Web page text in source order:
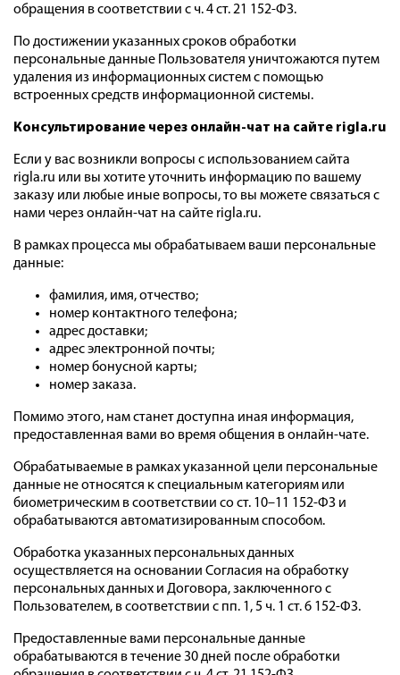
обращения в соответствии с ч. 4 ст. 21 152-ФЗ.
По достижении указанных сроков обработки
персональные данные Пользователя уничтожаются путем
удаления из информационных систем с помощью
встроенных средств информационной системы.
Консультирование через онлайн-чат на сайте rigla.ru
Если у вас возникли вопросы с использованием сайта
rigla.ru или вы хотите уточнить информацию по вашему
заказу или любые иные вопросы, то вы можете связаться с
нами через онлайн-чат на сайте rigla.ru.
В рамках процесса мы обрабатываем ваши персональные
данные:
фамилия, имя, отчество;
номер контактного телефона;
адрес доставки;
адрес электронной почты;
номер бонусной карты;
номер заказа.
Помимо этого, нам станет доступна иная информация,
предоставленная вами во время общения в онлайн-чате.
Обрабатываемые в рамках указанной цели персональные
данные не относятся к специальным категориям или
биометрическим в соответствии со ст. 10–11 152-ФЗ и
обрабатываются автоматизированным способом.
Обработка указанных персональных данных
осуществляется на основании Согласия на обработку
персональных данных и Договора, заключенного с
Пользователем, в соответствии с пп. 1, 5 ч. 1 ст. 6 152-ФЗ.
Предоставленные вами персональные данные
обрабатываются в течение 30 дней после обработки